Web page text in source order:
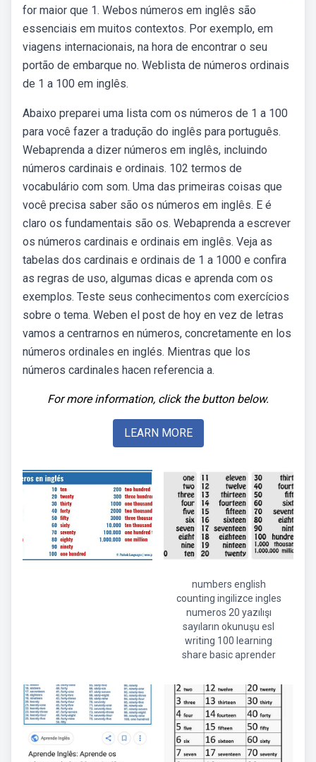
for maior que 1. Webos números em inglês são
essenciais em muitos contextos. Por exemplo, em
viagens internacionais, na hora de encontrar o seu
portão de embarque no. Weblista de números ordinais
de 1 a 100 em inglês.
Abaixo preparei uma lista com os números de 1 a 100
para você fazer a tradução do inglês para português.
Webaprenda a dizer números em inglês, incluindo
números cardinais e ordinais. 102 termos de
vocabulário com som. Uma das primeiras coisas que
você precisa saber são os números em inglês. E é
claro os fundamentais são os. Webaprenda a escrever
os números cardinais e ordinais em inglês. Veja as
tabelas dos cardinais e ordinais de 1 a 1000 e confira
as regras de uso, algumas dicas e aprenda com os
exemplos. Teste seus conhecimentos com exercícios
sobre o tema. Weben el post de hoy en vez de letras
vamos a centrarnos en números, concretamente en los
números ordinales en inglés. Mientras que los
números cardinales hacen referencia a.
For more information, click the button below.
LEARN MORE
numbers english
counting ingilizce ingles
numeros 20 yazılışı
sayıların okunuşu esl
writing 100 learning
share basic aprender